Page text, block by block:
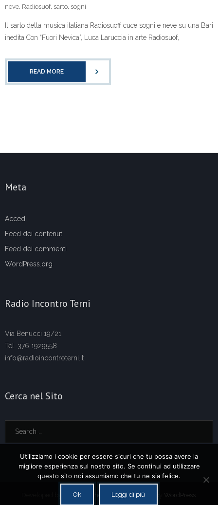
neve, Radiosuof, sarto, sogni
Il sarto della musica italiana Radiosuoff cuce sogni e neve su una Bari
inedita Con “Fuori Nevica”, Luca Laruccia in arte Radiosuof,
READ MORE
Meta
Accedi
Feed dei contenuti
Feed dei commenti
WordPress.org
Radio Incontro Terni
Via Benucci 19/21
Tel. 376 1929558
info@radioincontroterni.it
Cerca nel Sito
Think Up Themes Ltd. Powered by WordPress
Utilizziamo i cookie per essere sicuri che tu possa avere la
migliore esperienza sul nostro sito. Se continui ad utilizzare
questo sito noi assumiamo che tu ne sia felice.
Ok Leggi di più